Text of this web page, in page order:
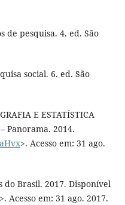
de pesquisa. 4. ed. São
social. 6. ed. São
E ESTATÍSTICA
Panorama. 2014.
>. Acesso em: 31 ago.
do Brasil. 2017. Disponível
Acesso em: 31 ago. 2017.